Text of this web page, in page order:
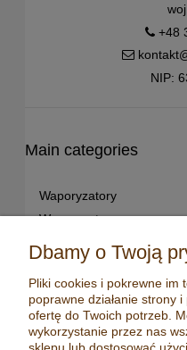
+48
NIP:
Main categories
Waporyzatory
Waporyzatory
Waporyzatory manualne
Waporyzatory
stacjonarne
Premium vaporizers
Dbamy o Twoją
Pliki cookies i pokrewne im
poprawne działanie strony
ofertę do Twoich potrzeb.
wykorzystanie przez nas